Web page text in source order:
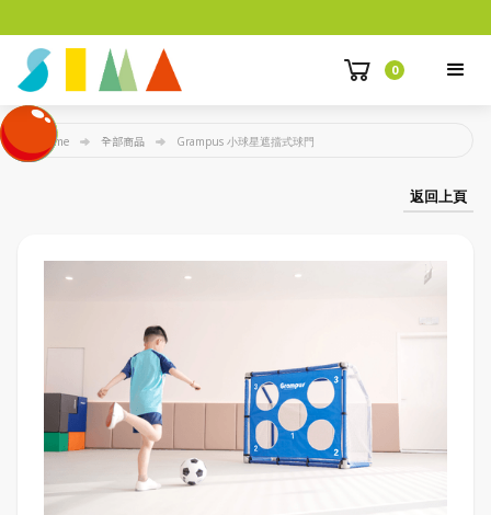
0
Home 全部商品 Grampus 小球星遮擋式球門
返回上頁